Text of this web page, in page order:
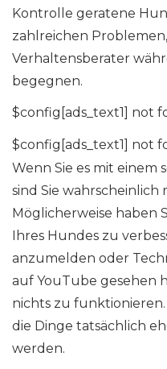
Kontrolle geratene
zahlreichen
Verhaltensberater
begegnen.
$config[ads_text1] not
$config[ads_text1] not
Wenn Sie es mit
sind Sie wahrscheinlich
Möglicherweise haben
Ihres Hundes zu
anzumelden oder
auf YouTube gesehen
nichts zu
die Dinge tatsächlich
werden.